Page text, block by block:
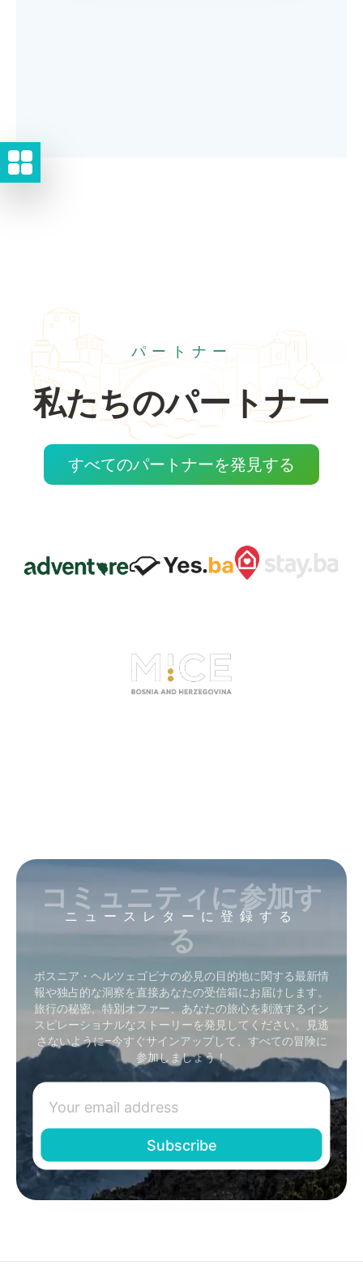
パートナー
私たちのパートナー
すべてのパートナーを発見する
ニュースレターに登録する
コミュニティに参加す
る
ボスニア・ヘルツェゴビナの必見の目的地に関する最新情
報や独占的な洞察を直接あなたの受信箱にお届けします。
旅行の秘密、特別オファー、あなたの旅心を刺激するイン
スピレーショナルなストーリーを発見してください。見逃
さないように–今すぐサインアップして、すべての冒険に
参加しましょう！